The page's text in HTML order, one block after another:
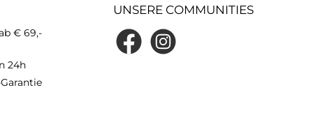
€ 69,-
24h
UNSERE COMMUNITIES